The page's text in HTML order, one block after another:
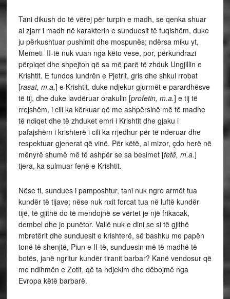
Tani dikush do të vërej për turpin e madh, se qenka shuar
ai zjarr i madh në karakterin e sunduesit të fuqishëm, duke
ju përkushtuar pushimit dhe mospunës; ndërsa miku yt,
Memeti II-të nuk vuan nga këto vese, por, përkundrazi
përpiqet dhe shpejton që sa më parë të zhduk Ungjillin e
Krishtit. E fundos lundrën e Pjetrit, gris dhe shkul rrobat
[rasat, m.a.] e Krishtit, duke ndjekur gjurmët e parardhësve
të tij, dhe duke lavdëruar orakulin [profetin, m.a.] e tij të
rrejshëm, i cili ka kërkuar që me ashpërsinë më të madhe
të ndiqet dhe të zhduket emri i Krishtit dhe gjaku i
pafajshëm i krishterë i cili ka rrjedhur për të nderuar dhe
respektuar gjenerat që vinë. Për këtë, ai mizor, çdo herë në
mënyrë shumë më të ashpër se sa besimet [fetë, m.a.]
tjera, ka sulmuar fenë e Krishtit.
Nëse ti, sundues i pamposhtur, tani nuk ngre armët tua
kundër të tijave; nëse nuk nxit forcat tua në luftë kundër
tijë, të gjithë do të mendojnë se vërtet je një frikacak,
dembel dhe jo punëtor. Vallë nuk e dini se si të gjithë
mbretërit dhe sunduesit e krishterë, së bashku me papën
tonë të shenjtë, Piun e II-të, sunduesin më të madhë të
botës, janë ngritur kundër tiranit barbar? Kanë vendosur që
me ndihmën e Zotit, që ta ndjekim dhe dëbojmë nga
Evropa këtë barbarë.